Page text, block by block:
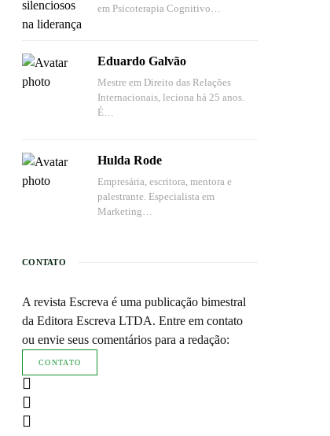
em Psicoterapia Cognitivo…
Eduardo Galvão
Mestre em Direito das Relações
Internacionais, leciona há 25 anos.
É…
Hulda Rode
Empresária, escritora, mentora e
palestrante. Especialista em
Marketing…
CONTATO
A revista Escreva é uma publicação bimestral
da Editora Escreva LTDA. Entre em contato
ou envie seus comentários para a redação:
CONTATO